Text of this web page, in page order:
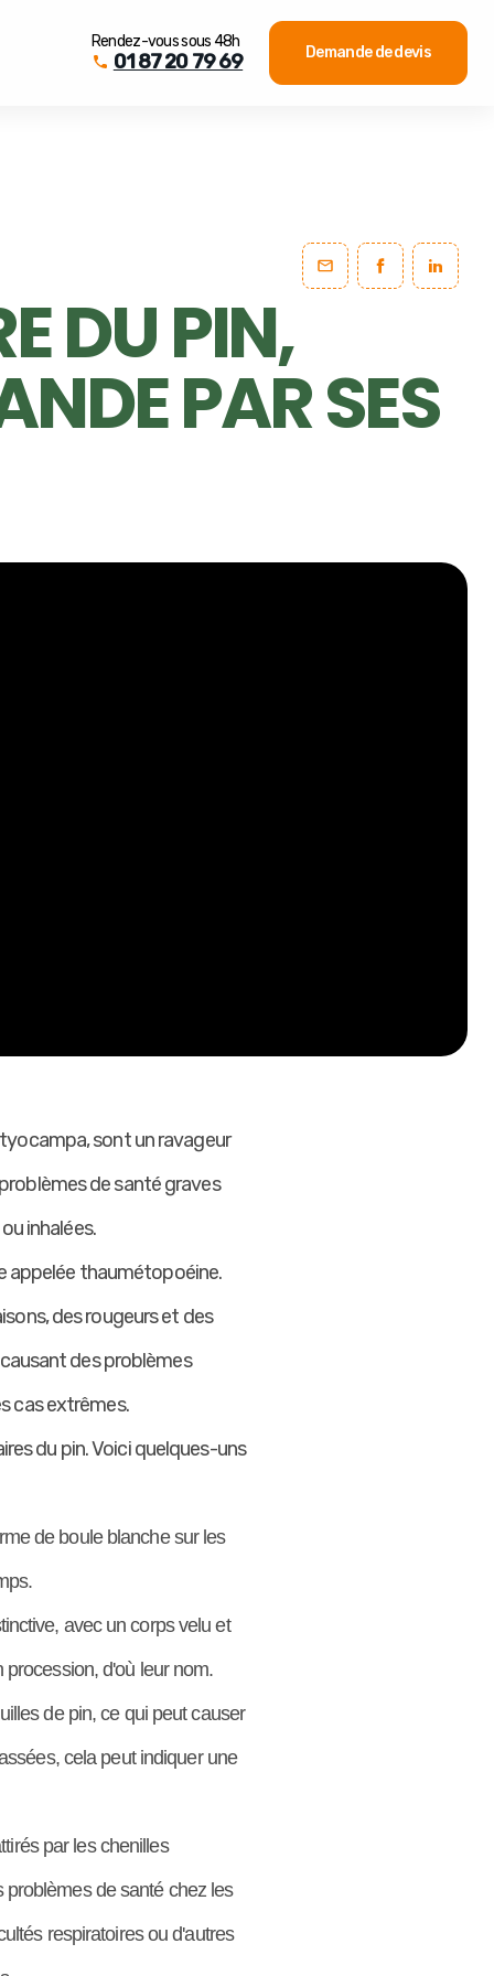
Rendez-vous sous 48h
01 87 20 79 69 Demande de devis
DU PIN,
PAR SES
sont un ravageur
de santé graves
inhalées.
appelée thaumétopoéine.
des rougeurs et des
des problèmes
cas extrêmes.
du pin. Voici quelques-uns
de boule blanche sur les
avec un corps velu et
d'où leur nom.
de pin, ce qui peut causer
cela peut indiquer une
par les chenilles
de santé chez les
respiratoires ou d'autres